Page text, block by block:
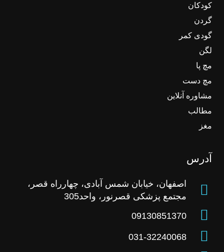
کودکان
گردن
گودی کمر
لگن
مچ پا
مچ دست
مشاوره آنلاین
مطالب
مغز
آدرس
اصفهان، خیابان شمس آبادی، چهارراه قصر،
مجتمع پزشکی قصرنور، واحد305
09130851370
031-32240068